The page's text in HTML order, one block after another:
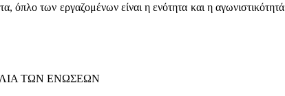
όπλο των εργαζομένων είναι η ενότητα και η αγωνιστικότητά
ΤΩΝ ΕΝΩΣΕΩΝ